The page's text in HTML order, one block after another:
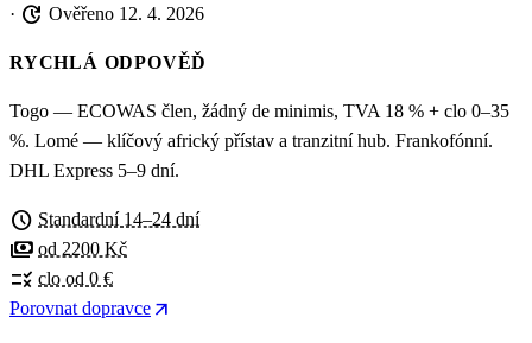
· update Ověřeno 12. 4. 2026
RYCHLÁ ODPOVĚĎ
Togo — ECOWAS člen, žádný de minimis, TVA 18 % + clo 0–35
%. Lomé — klíčový africký přístav a tranzitní hub. Frankofónní.
DHL Express 5–9 dní.
schedule Standardní 14–24 dní
payments od 2200 Kč
rule clo od 0 €
Porovnat dopravce arrow_outward